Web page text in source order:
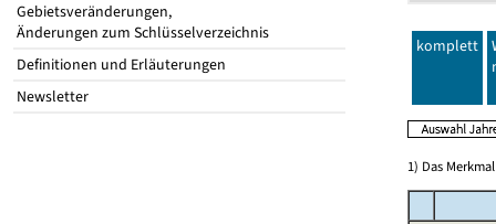
Gebietsveränderungen,
Änderungen zum Schlüsselverzeichnis
Definitionen und Erläuterungen
Newsletter
komplett
1) Das